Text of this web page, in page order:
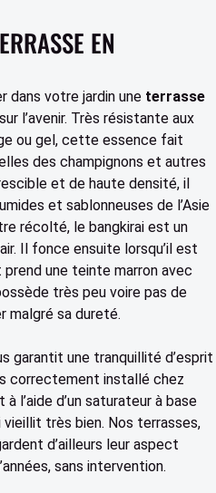
EN
dans votre jardin une terrasse
l’avenir. Très résistante aux
ou gel, cette essence fait
des champignons et autres
et de haute densité, il
et sablonneuses de l’Asie
récolté, le bangkirai est un
Il fonce ensuite lorsqu’il est
une teinte marron avec
très peu voire pas de
sa dureté.
garantit une tranquillité d’esprit
correctement installé chez
l’aide d’un saturateur à base
vieillit très bien. Nos terrasses,
d’ailleurs leur aspect
sans intervention.